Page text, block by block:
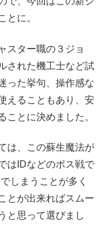
とに。
スター職の３ジョ
された機工士など試
った挙句、操作感な
えることもあり、安
ことに決めました。
は、この蘇生魔法が
はIDなどのボス戦で
しまうことが多く
とが出来ればスムー
と思って選びまし